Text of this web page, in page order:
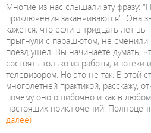
Многие из нас слышали эту фразу:
приключения заканчиваются". Она
кажется, что если в тридцать лет
прыгнули с парашютом, не
поезд ушёл. Вы начинаете думать,
состоять только из работы,
телевизором. Но это не так. В этой
многолетней практикой, расскажу,
почему оно ошибочно и как в любом
настоящих приключений.
далее)